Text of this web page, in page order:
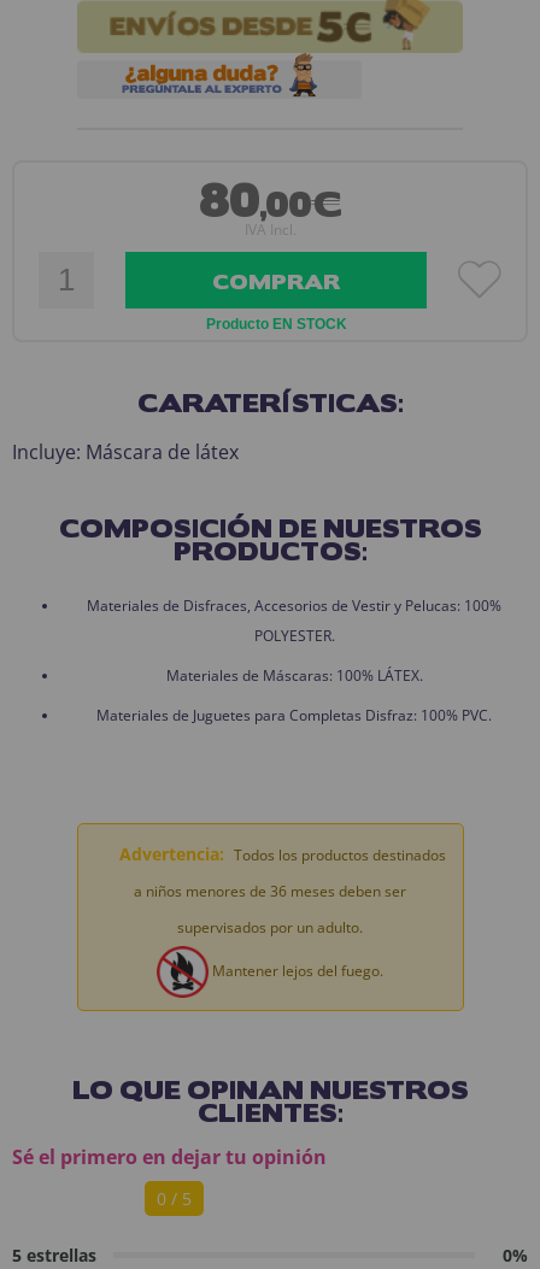
80,00€
IVA Incl.
COMPRAR
Producto EN STOCK
CARATERÍSTICAS:
Incluye: Máscara de látex
COMPOSICIÓN DE NUESTROS
PRODUCTOS:
Materiales de Disfraces, Accesorios de Vestir y Pelucas: 100%
POLYESTER.
Materiales de Máscaras: 100% LÁTEX.
Materiales de Juguetes para Completas Disfraz: 100% PVC.
Advertencia: Todos los productos destinados
a niños menores de 36 meses deben ser
supervisados por un adulto.
Mantener lejos del fuego.
LO QUE OPINAN NUESTROS
CLIENTES:
Sé el primero en dejar tu opinión
0 / 5
5 estrellas
0%